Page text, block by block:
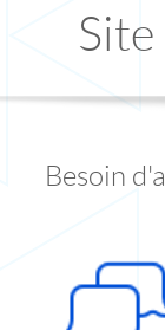
Besoin